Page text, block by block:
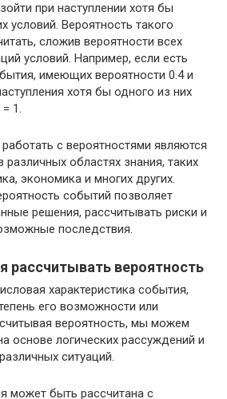
при наступлении хотя бы
условий. Вероятность такого
сложив вероятности всех
условий. Например, если есть
имеющих вероятности 0.4 и
хотя бы одного из них
1.
с вероятностями являются
областях знания, таких
экономика и многих других.
событий позволяет
решения, рассчитывать риски и
последствия.
рассчитывать вероятность
характеристика события,
его возможности или
вероятность, мы можем
основе логических рассуждений и
ситуаций.
может быть рассчитана с